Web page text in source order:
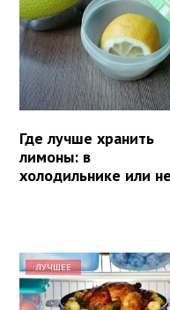
Где лучше хранить
лимоны: в
холодильнике или
ЛУЧШЕЕ